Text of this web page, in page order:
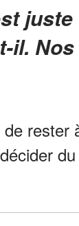
il. Nos
rester
du